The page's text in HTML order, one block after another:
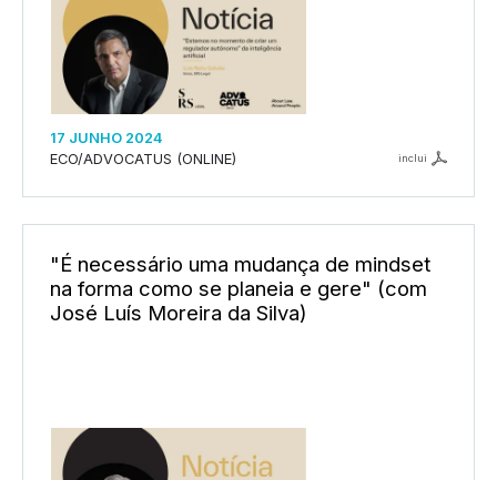
17 JUNHO 2024
ECO/ADVOCATUS (ONLINE)
inclui
"É necessário uma mudança de mindset
na forma como se planeia e gere" (com
José Luís Moreira da Silva)